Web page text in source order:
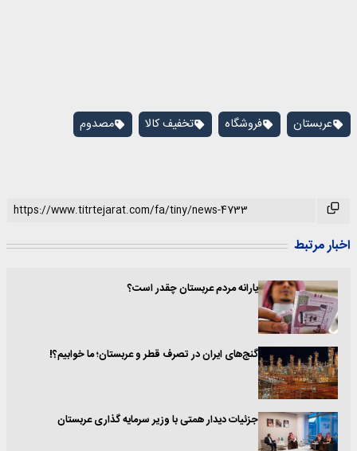
عربستان فروشگاه تخفیف کالا مصدوم
اخبار مرتبط
یارانه مردم عربستان چقدر است؟
گنج‌های ایران در تصرف قطر و عربستان؛ ما خوابیم؟!
جزئیات دیدار همتی با وزیر سرمایه گذاری عربستان